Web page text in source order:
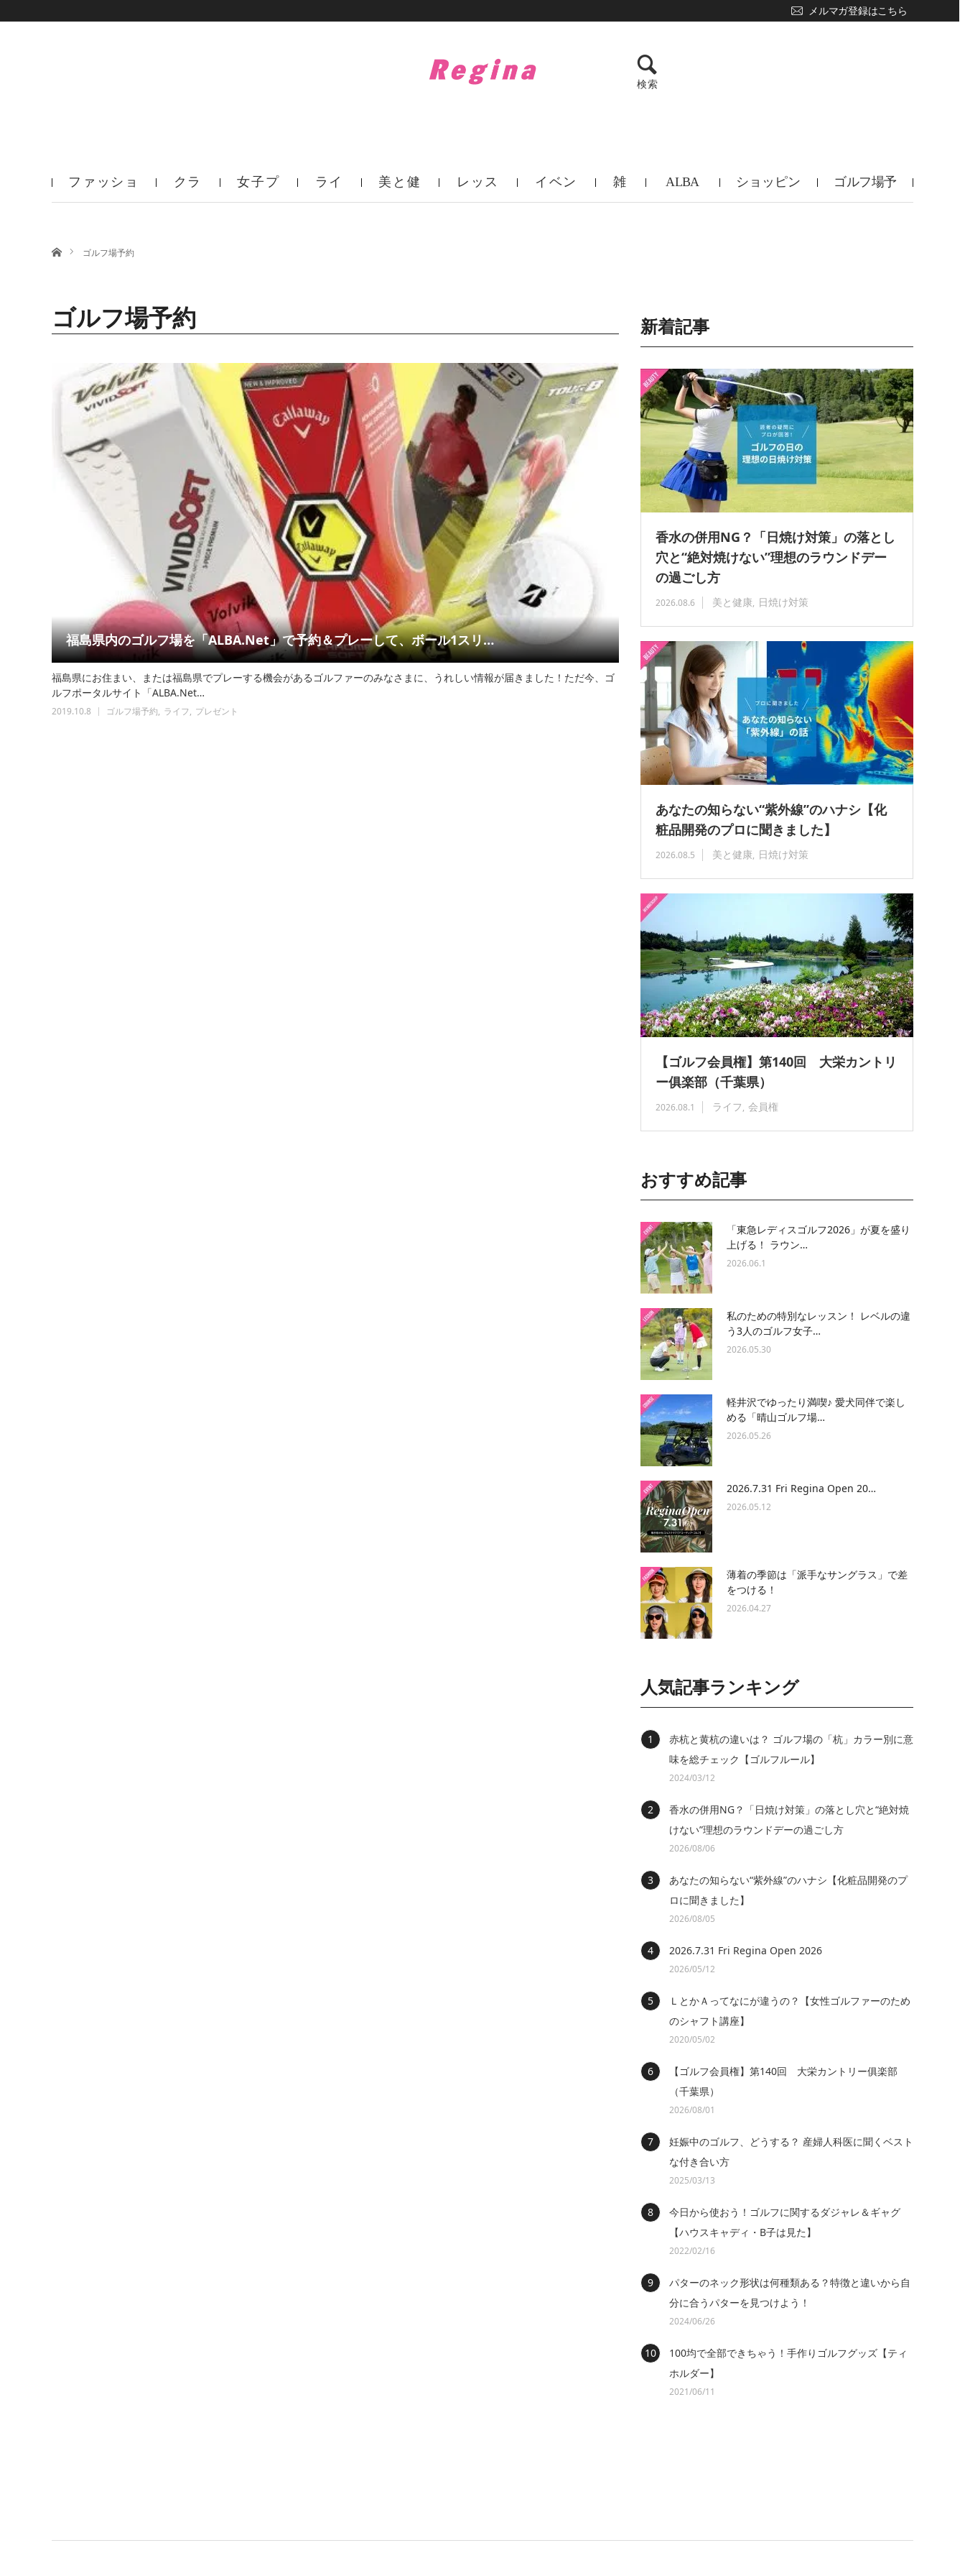
ファッショ クラ 女子プ ライ 美と健 レッス イベン 雑 ALBA ショッピン ゴルフ場予
メルマガ登録はこちら
検索
ホームゴルフ場予約
ゴルフ場予約
福島県内のゴルフ場を「ALBA.Net」で予約＆プレーして、ボール1スリ…
福島県にお住まい、または福島県でプレーする機会があるゴルファーのみなさまに、うれしい情報が届きました！ただ今、ゴ
ルフポータルサイト「ALBA.Net…
2019.10.8 ゴルフ場予約 ライフ プレゼント
新着記事
香水の併用NG？「日焼け対策」の落とし
穴と“絶対焼けない”理想のラウンドデー
の過ごし方
2026.08.6 美と健康 日焼け対策
あなたの知らない“紫外線”のハナシ【化
粧品開発のプロに聞きました】
2026.08.5 美と健康 日焼け対策
【ゴルフ会員権】第140回 大栄カントリ
ー俱楽部（千葉県）
2026.08.1 ライフ 会員権
おすすめ記事
「東急レディスゴルフ2026」が夏を盛り
上げる！ ラウン…
2026.06.1
私のための特別なレッスン！ レベルの違
う3人のゴルフ女子…
2026.05.30
軽井沢でゆったり満喫♪ 愛犬同伴で楽し
める「晴山ゴルフ場…
2026.05.26
2026.7.31 Fri Regina Open 20…
2026.05.12
薄着の季節は「派手なサングラス」で差
をつける！
2026.04.27
人気記事ランキング
赤杭と黄杭の違いは？ ゴルフ場の「杭」カラー別に意
味を総チェック【ゴルフルール】
2024/03/12
香水の併用NG？「日焼け対策」の落とし穴と“絶対焼
けない”理想のラウンドデーの過ごし方
2026/08/06
あなたの知らない“紫外線”のハナシ【化粧品開発のプ
ロに聞きました】
2026/08/05
2026.7.31 Fri Regina Open 2026
2026/05/12
ＬとかＡってなにが違うの？【女性ゴルファーのため
のシャフト講座】
2020/05/02
【ゴルフ会員権】第140回 大栄カントリー俱楽部
（千葉県）
2026/08/01
妊娠中のゴルフ、どうする？ 産婦人科医に聞くベスト
な付き合い方
2025/03/13
今日から使おう！ゴルフに関するダジャレ＆ギャグ
【ハウスキャディ・B子は見た】
2022/02/16
パターのネック形状は何種類ある？特徴と違いから自
分に合うパターを見つけよう！
2024/06/26
100均で全部できちゃう！手作りゴルフグッズ【ティ
ホルダー】
2021/06/11